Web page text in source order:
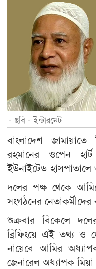
- ছবি - ইন্টারনেট
বাংলাদেশ
রহমানের ওপেন
ইউনাইটেড হাসপাতালে
দলের পক্ষ থেকে
সংগঠনের
শুক্রবার বিকেলে
ব্রিফিংয়ে এই তথ্য ও
নায়েবে আমির
জেনারেল অধ্যাপক